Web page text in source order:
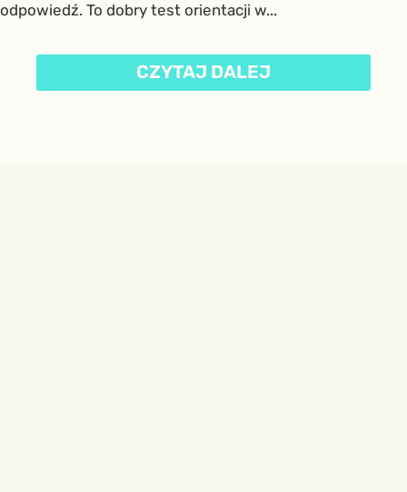
odpowiedź. To dobry test orientacji w...
CZYTAJ DALEJ